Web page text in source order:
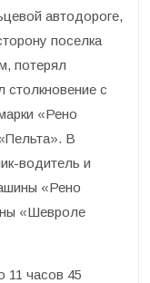
автодороге,
поселка
потерял
столкновение с
«Рено
В
водитель и
«Рено
«Шевроле
11 часов 45